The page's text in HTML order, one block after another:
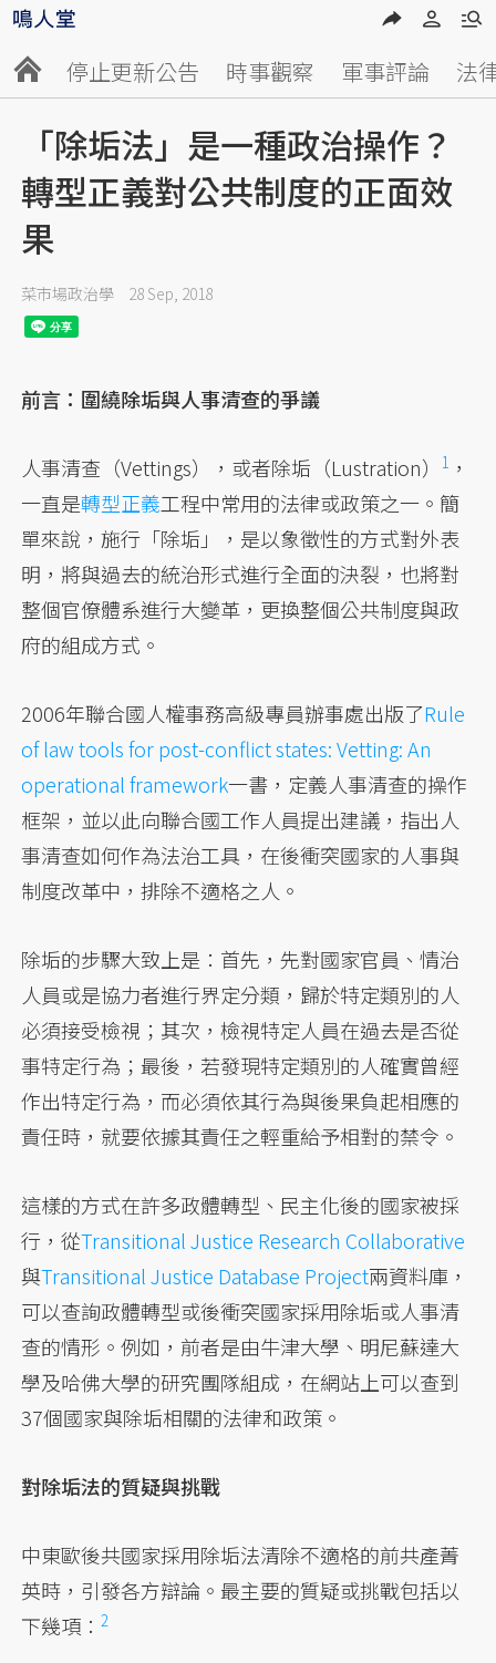
停止更新公告 時事觀察 軍事評論 法
「除垢法」是一種政治操作？
轉型正義對公共制度的正面效
果
菜市場政治學 28 Sep, 2018
前言：圍繞除垢與人事清查的爭議
人事清查（Vettings），或者除垢（Lustration）1 ，
一直是轉型正義工程中常用的法律或政策之一。簡
單來說，施行「除垢」，是以象徵性的方式對外表
明，將與過去的統治形式進行全面的決裂，也將對
整個官僚體系進行大變革，更換整個公共制度與政
府的組成方式。
2006年聯合國人權事務高級專員辦事處出版了Rule
of law tools for post-conflict states: Vetting: An
operational framework一書，定義人事清查的操作
框架，並以此向聯合國工作人員提出建議，指出人
事清查如何作為法治工具，在後衝突國家的人事與
制度改革中，排除不適格之人。
除垢的步驟大致上是：首先，先對國家官員、情治
人員或是協力者進行界定分類，歸於特定類別的人
必須接受檢視；其次，檢視特定人員在過去是否從
事特定行為；最後，若發現特定類別的人確實曾經
作出特定行為，而必須依其行為與後果負起相應的
責任時，就要依據其責任之輕重給予相對的禁令。
這樣的方式在許多政體轉型、民主化後的國家被採
行，從Transitional Justice Research Collaborative
與Transitional Justice Database Project兩資料庫，
可以查詢政體轉型或後衝突國家採用除垢或人事清
查的情形。例如，前者是由牛津大學、明尼蘇達大
學及哈佛大學的研究團隊組成，在網站上可以查到
37個國家與除垢相關的法律和政策。
對除垢法的質疑與挑戰
中東歐後共國家採用除垢法清除不適格的前共產菁
英時，引發各方辯論。最主要的質疑或挑戰包括以
下幾項：2